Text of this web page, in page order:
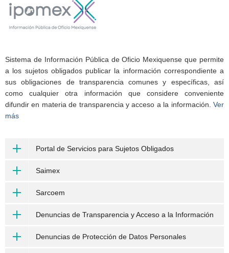
Sistema de Información Pública de Oficio Mexiquense que permite
a los sujetos obligados publicar la información correspondiente a
sus obligaciones de transparencia comunes y específicas, así
como cualquier otra información que considere conveniente
difundir en materia de transparencia y acceso a la información. Ver
más
Portal de Servicios para Sujetos Obligados
Saimex
Sarcoem
Denuncias de Transparencia y Acceso a la Información
Denuncias de Protección de Datos Personales